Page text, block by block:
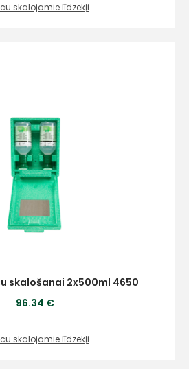
skalojamie līdzekļi
skalošanai 2x500ml 4650
96.34 €
skalojamie līdzekļi
Ziņojums
Piekrītu saņemt